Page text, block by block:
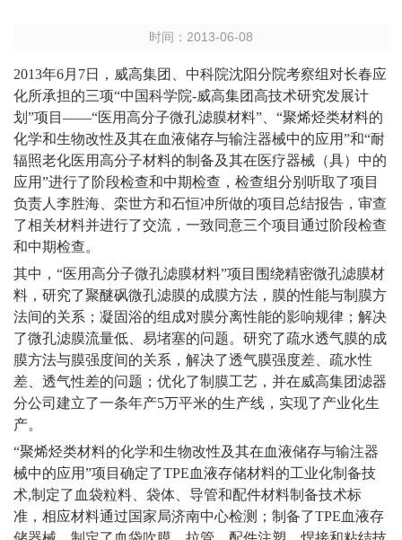
时间：2013-06-08
2013年6月7日，威高集团、中科院沈阳分院考察组对长春应
化所承担的三项“中国科学院-威高集团高技术研究发展计
划”项目——“医用高分子微孔滤膜材料”、“聚烯烃类材料的
化学和生物改性及其在血液储存与输注器械中的应用”和“耐
辐照老化医用高分子材料的制备及其在医疗器械（具）中的
应用”进行了阶段检查和中期检查，检查组分别听取了项目
负责人李胜海、栾世方和石恒冲所做的项目总结报告，审查
了相关材料并进行了交流，一致同意三个项目通过阶段检查
和中期检查。
其中，“医用高分子微孔滤膜材料”项目围绕精密微孔滤膜材
料，研究了聚醚砜微孔滤膜的成膜方法，膜的性能与制膜方
法间的关系；凝固浴的组成对膜分离性能的影响规律；解决
了微孔滤膜流量低、易堵塞的问题。研究了疏水透气膜的成
膜方法与膜强度间的关系，解决了透气膜强度差、疏水性
差、透气性差的问题；优化了制膜工艺，并在威高集团滤器
分公司建立了一条年产5万平米的生产线，实现了产业化生
产。
“聚烯烃类材料的化学和生物改性及其在血液储存与输注器
械中的应用”项目确定了TPE血液存储材料的工业化制备技
术,制定了血袋粒料、袋体、导管和配件材料制备技术标
准，相应材料通过国家局济南中心检测；制备了TPE血液存